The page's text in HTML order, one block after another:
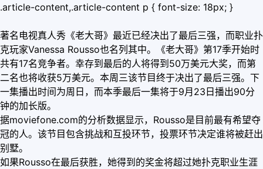
.article-content,.article-content p { font-size: 18px; }
著名电视真人秀《老大哥》最近已经决出了最后三强，而职业扑
克玩家Vanessa Rousso也名列其中。《老大哥》第17季开始时
共有17名竞争者。幸存到最后的人将得到50万美元大奖，而第
二名也将收获5万美元。本周三该节目终于决出了最后三强。下
一集播出时间为周日，而本季最后一集将于9月23日播出90分
钟的加长版。
据moviefone.com的分析数据显示，Rousso是目前最有希望夺
冠的人。该节目包含挑战和互投环节，投票环节决定谁将被赶出
别墅。
如果Rousso在最后获胜，她得到的奖金将超过她扑克职业生涯